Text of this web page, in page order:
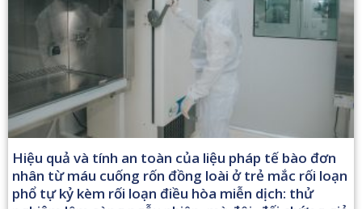
Hiệu quả và tính an toàn của liệu pháp tế bào đơn
nhân từ máu cuống rốn đồng loài ở trẻ mắc rối loạn
phổ tự kỷ kèm rối loạn điều hòa miễn dịch: thử